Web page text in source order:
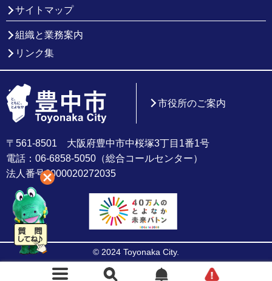
サイトマップ
組織と業務案内
リンク集
〒561-8501 大阪府豊中市中桜塚3丁目1番1号
電話：06-6858-5050（総合コールセンター）
法人番号6000020272035
市役所のご案内
© 2024 Toyonaka City.